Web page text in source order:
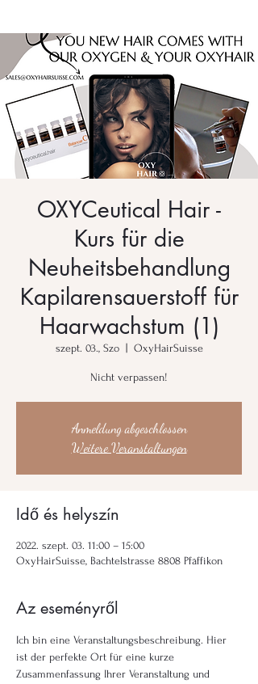
OXYCeutical Hair -
Kurs für die
Neuheitsbehandlung
Kapilarensauerstoff für
Haarwachstum (1)
szept. 03., Szo
  |
OxyHairSuisse
Nicht verpassen!
Anmeldung abgeschlossen
Weitere Veranstaltungen
Idő és helyszín
2022. szept. 03. 11:00 – 15:00
OxyHairSuisse, Bachtelstrasse 8808 Pfäffikon
Az eseményről
Ich bin eine Veranstaltungsbeschreibung. Hier
ist der perfekte Ort für eine kurze
Zusammenfassung Ihrer Veranstaltung und